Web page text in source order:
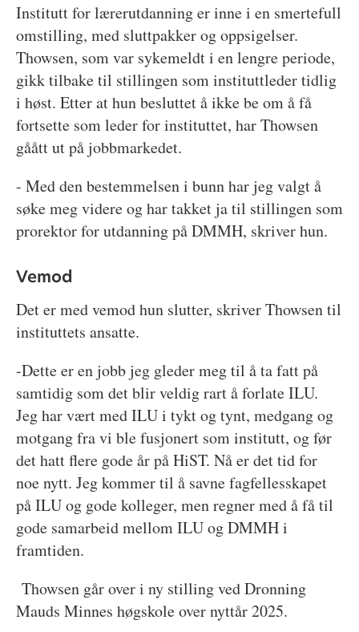
Institutt for lærerutdanning er inne i en smertefull
omstilling, med sluttpakker og oppsigelser.
Thowsen, som var sykemeldt i en lengre periode,
gikk tilbake til stillingen som instituttleder tidlig
i høst. Etter at hun besluttet å ikke be om å få
fortsette som leder for instituttet, har Thowsen
gåått ut på jobbmarkedet.
- Med den bestemmelsen i bunn har jeg valgt å
søke meg videre og har takket ja til stillingen som
prorektor for utdanning på DMMH, skriver hun.
Vemod
Det er med vemod hun slutter, skriver Thowsen til
instituttets ansatte.
-Dette er en jobb jeg gleder meg til å ta fatt på
samtidig som det blir veldig rart å forlate ILU.
Jeg har vært med ILU i tykt og tynt, medgang og
motgang fra vi ble fusjonert som institutt, og før
det hatt flere gode år på HiST. Nå er det tid for
noe nytt. Jeg kommer til å savne fagfellesskapet
på ILU og gode kolleger, men regner med å få til
gode samarbeid mellom ILU og DMMH i
framtiden.
Thowsen går over i ny stilling ved Dronning
Mauds Minnes høgskole over nyttår 2025.